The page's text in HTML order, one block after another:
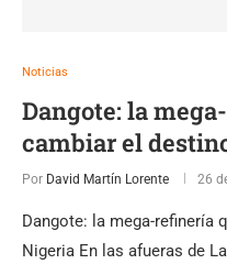
Noticias
Dangote: la
cambiar el
Por David Martín Lorente 26
Dangote: la mega-refinería
Nigeria En las afueras de